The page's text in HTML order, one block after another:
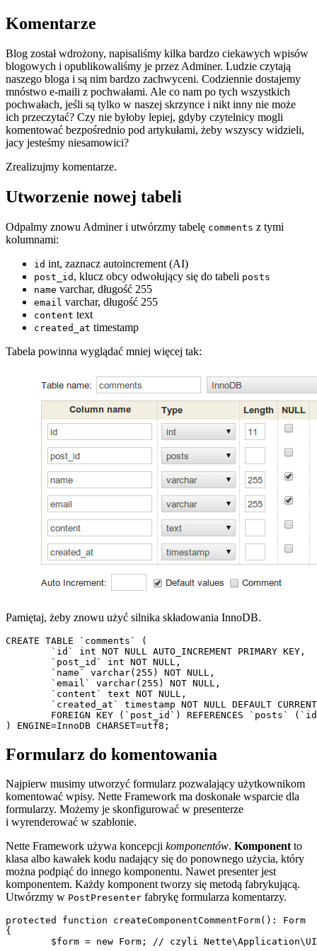
Komentarze
Blog został wdrożony, napisaliśmy kilka bardzo ciekawych wpisów
blogowych i opublikowaliśmy je przez Adminer. Ludzie czytają
naszego bloga i są nim bardzo zachwyceni. Codziennie dostajemy
mnóstwo e-maili z pochwałami. Ale co nam po tych wszystkich
pochwałach, jeśli są tylko w naszej skrzynce i nikt inny nie może
ich przeczytać? Czy nie byłoby lepiej, gdyby czytelnicy mogli
komentować bezpośrednio pod artykułami, żeby wszyscy widzieli,
jacy jesteśmy niesamowici?
Zrealizujmy komentarze.
Utworzenie nowej tabeli
Odpalmy znowu Adminer i utwórzmy tabelę comments z tymi
kolumnami:
id int, zaznacz autoincrement (AI)
post_id , klucz obcy odwołujący się do tabeli posts
name varchar, długość 255
email varchar, długość 255
content text
created_at timestamp
Tabela powinna wyglądać mniej więcej tak:
Pamiętaj, żeby znowu użyć silnika składowania InnoDB.
CREATE TABLE `comments` (
Formularz do komentowania
Najpierw musimy utworzyć formularz pozwalający użytkownikom
komentować wpisy. Nette Framework ma doskonałe wsparcie dla
formularzy. Możemy je skonfigurować w presenterze
i wyrenderować w szablonie.
Nette Framework używa koncepcji komponentów. Komponentto
klasa albo kawałek kodu nadający się do ponownego użycia, który
można podpiąć do innego komponentu. Nawet presenter jest
komponentem. Każdy komponent tworzy się metodą fabrykującą.
Utwórzmy w PostPresenter fabrykę formularza komentarzy.
protected function createComponentCommentForm(): Form
{